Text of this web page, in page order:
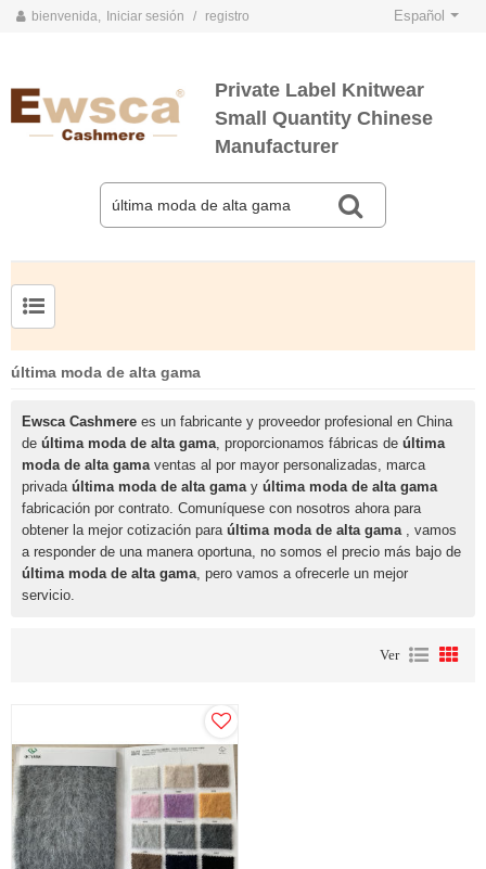
bienvenida, Iniciar sesión / registro Español
Private Label Knitwear
Small Quantity Chinese
Manufacturer
última moda de alta gama
Ewsca Cashmere es un fabricante y proveedor profesional en China
de última moda de alta gama, proporcionamos fábricas de última
moda de alta gamaventas al por mayor personalizadas, marca
privada última moda de alta gamay última moda de alta gama
fabricación por contrato. Comuníquese con nosotros ahora para
obtener la mejor cotización para última moda de alta gama, vamos
a responder de una manera oportuna, no somos el precio más bajo de
última moda de alta gama, pero vamos a ofrecerle un mejor
servicio.
Ver